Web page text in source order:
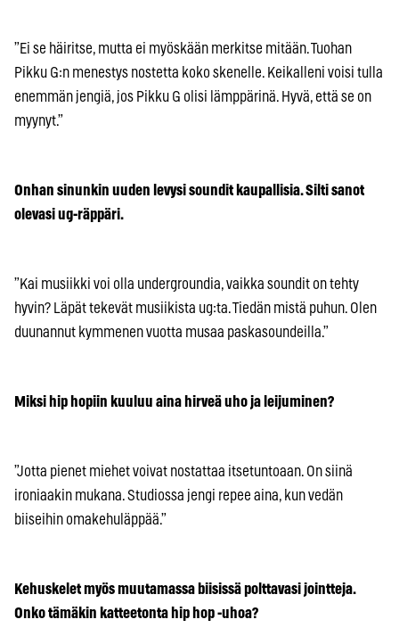
”Ei se häiritse, mutta ei myöskään merkitse mitään. Tuohan
Pikku G:n menestys nostetta koko skenelle. Keikalleni voisi tulla
enemmän jengiä, jos Pikku G olisi lämppärinä. Hyvä, että se on
myynyt.”
Onhan sinunkin uuden levysi soundit kaupallisia. Silti sanot
olevasi ug-räppäri.
”Kai musiikki voi olla undergroundia, vaikka soundit on tehty
hyvin? Läpät tekevät musiikista ug:ta. Tiedän mistä puhun. Olen
duunannut kymmenen vuotta musaa paskasoundeilla.”
Miksi hip hopiin kuuluu aina hirveä uho ja leijuminen?
”Jotta pienet miehet voivat nostattaa itsetuntoaan. On siinä
ironiaakin mukana. Studiossa jengi repee aina, kun vedän
biiseihin omakehuläppää.”
Kehuskelet myös muutamassa biisissä polttavasi jointteja.
Onko tämäkin katteetonta hip hop -uhoa?